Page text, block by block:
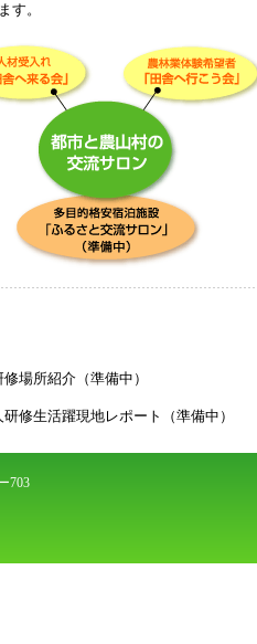
す。
場所紹介（準備中）
修生活躍現地レポート（準備中）
703